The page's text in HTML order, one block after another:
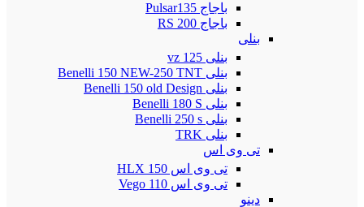
باجاج Pulsar135
باجاج RS 200
بنلی
بنلی 125 vz
بنلی Benelli 150 NEW-250 TNT
بنلی Benelli 150 old Design
بنلی Benelli 180 S
بنلی Benelli 250 s
بنلی TRK
تی وی اس
تی وی اس 150 HLX
تی وی اس Vego 110
دینو